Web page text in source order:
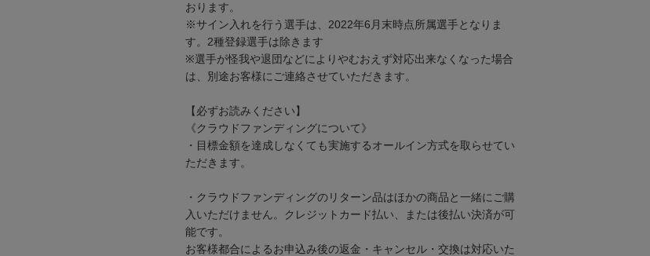
おります。
※サイン入れを行う選手は、2022年6月末時点所属選手となりま
す。2種登録選手は除きます
※選手が怪我や退団などによりやむおえず対応出来なくなった場合
は、別途お客様にご連絡させていただきます。
【必ずお読みください】
《クラウドファンディングについて》
・目標金額を達成しなくても実施するオールイン方式を取らせてい
ただきます。
・クラウドファンディングのリターン品はほかの商品と一緒にご購
入いただけません。クレジットカード払い、または後払い決済が可
能です。
お客様都合によるお申込み後の返金・キャンセル・交換は対応いた